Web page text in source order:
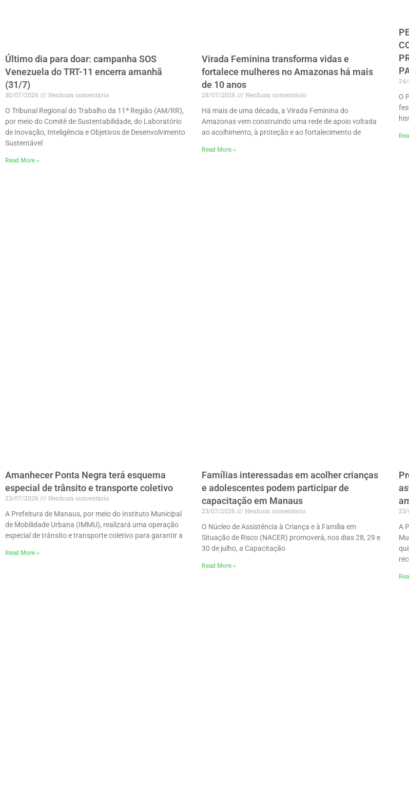
Último dia para doar: campanha SOS
Venezuela do TRT-11 encerra amanhã
(31/7)
30/07/2026
Nenhum comentário
O Tribunal Regional do Trabalho da 11ª Região (AM/RR),
por meio do Comitê de Sustentabilidade, do Laboratório
de Inovação, Inteligência e Objetivos de Desenvolvimento
Sustentável
Read More »
Virada Feminina transforma vidas e
fortalece mulheres no Amazonas há mais
de 10 anos
28/07/2026
Nenhum comentário
Há mais de uma década, a Virada Feminina do
Amazonas vem construindo uma rede de apoio voltada
ao acolhimento, à proteção e ao fortalecimento de
Read More »
O
Amanhecer Ponta Negra terá esquema
especial de trânsito e transporte coletivo
23/07/2026
Nenhum comentário
A Prefeitura de Manaus, por meio do Instituto Municipal
de Mobilidade Urbana (IMMU), realizará uma operação
especial de trânsito e transporte coletivo para garantir a
Read More »
Famílias interessadas em acolher crianças
e adolescentes podem participar de
capacitação em Manaus
23/07/2026
Nenhum comentário
O Núcleo de Assistência à Criança e à Família em
Situação de Risco (NACER) promoverá, nos dias 28, 29 e
30 de julho, a Capacitação
Read More »
A